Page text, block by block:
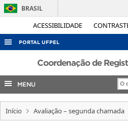
ACESSIBILIDADE
BRASIL
PORTAL UFPEL
ACESSO À INFORMAÇÃO
AUDITORIA
COBALTO
CONCURSOS
Coordenação de
MENU
Início Avaliação – segunda chamada